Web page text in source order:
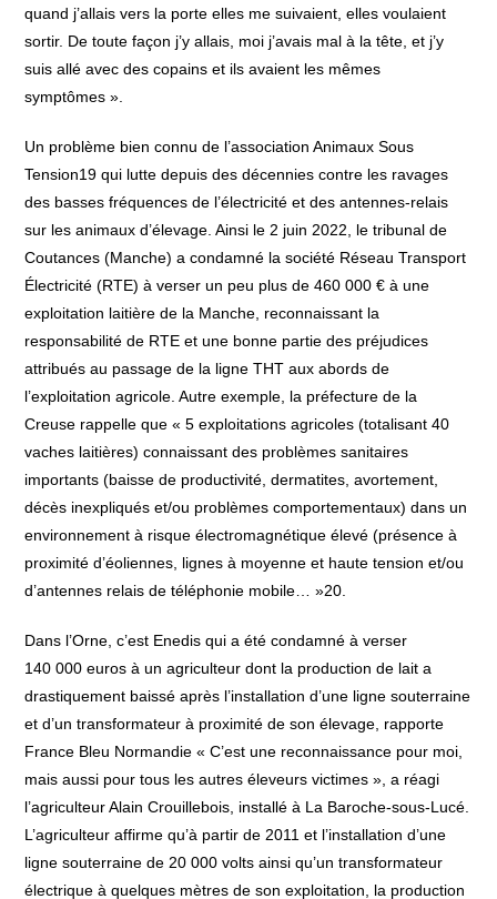
quand j’allais vers la porte elles me suivaient, elles voulaient
sortir. De toute façon j’y allais, moi j’avais mal à la tête, et j’y
suis allé avec des copains et ils avaient les mêmes
symptômes ».
Un problème bien connu de l’association Animaux Sous
Tension19 qui lutte depuis des décennies contre les ravages
des basses fréquences de l’électricité et des antennes-relais
sur les animaux d’élevage. Ainsi le 2 juin 2022, le tribunal de
Coutances (Manche) a condamné la société Réseau Transport
Électricité (RTE) à verser un peu plus de 460 000 € à une
exploitation laitière de la Manche, reconnaissant la
responsabilité de RTE et une bonne partie des préjudices
attribués au passage de la ligne THT aux abords de
l’exploitation agricole. Autre exemple, la préfecture de la
Creuse rappelle que « 5 exploitations agricoles (totalisant 40
vaches laitières) connaissant des problèmes sanitaires
importants (baisse de productivité, dermatites, avortement,
décès inexpliqués et/ou problèmes comportementaux) dans un
environnement à risque électromagnétique élevé (présence à
proximité d’éoliennes, lignes à moyenne et haute tension et/ou
d’antennes relais de téléphonie mobile… »20.
Dans l’Orne, c’est Enedis qui a été condamné à verser
140 000 euros à un agriculteur dont la production de lait a
drastiquement baissé après l’installation d’une ligne souterraine
et d’un transformateur à proximité de son élevage, rapporte
France Bleu Normandie « C’est une reconnaissance pour moi,
mais aussi pour tous les autres éleveurs victimes », a réagi
l’agriculteur Alain Crouillebois, installé à La Baroche-sous-Lucé.
L’agriculteur affirme qu’à partir de 2011 et l’installation d’une
ligne souterraine de 20 000 volts ainsi qu’un transformateur
électrique à quelques mètres de son exploitation, la production